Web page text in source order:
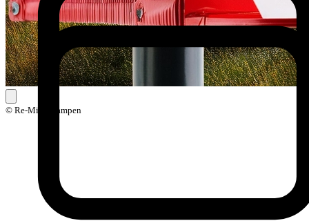
© Re-Mind Kampen